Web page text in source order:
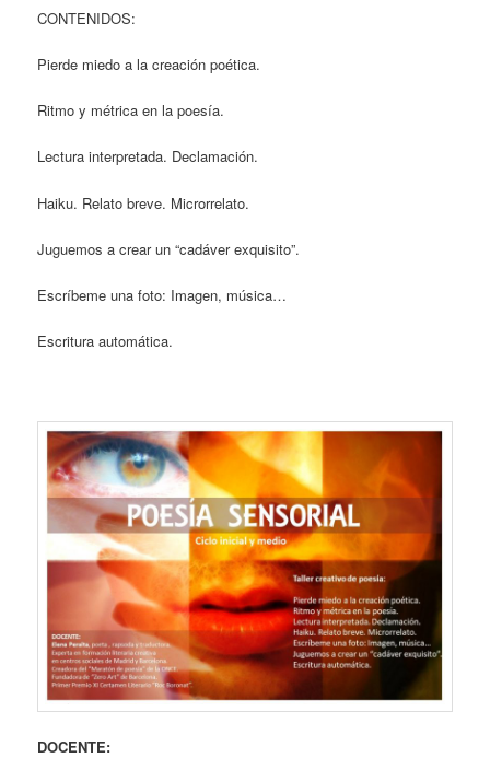
CONTENIDOS:
Pierde miedo a la creación poética.
Ritmo y métrica en la poesía.
Lectura interpretada. Declamación.
Haiku. Relato breve. Microrrelato.
Juguemos a crear un “cadáver exquisito”.
Escríbeme una foto: Imagen, música…
Escritura automática.
DOCENTE: